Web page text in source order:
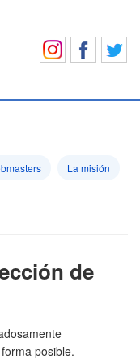
La misión
de
posible.